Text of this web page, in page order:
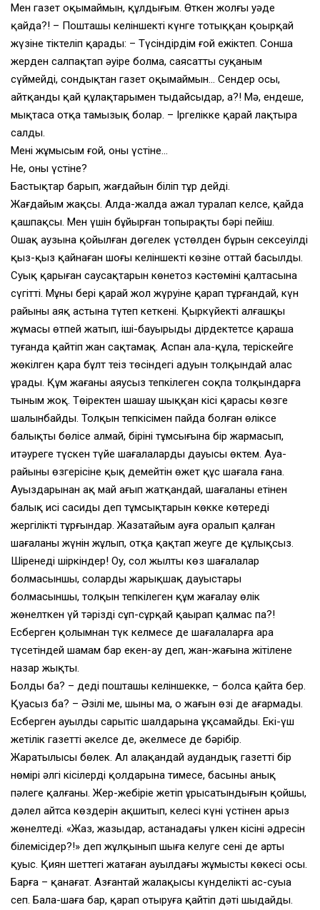
Мен газет оқымаймын, құлдығым. Өткен жолғы уәде
қайда?! – Пошташы келіншектің күнге тотыққан қоңырқай
жүзіне тіктеліп қарады: – Түсіндірдім ғой ежіктеп. Сонша
жерден салпақтап әуіре болма, саясатты суқаным
сүймейді, сондықтан газет оқымаймын… Сендер осы,
айтқанды қай құлақтарыңмен тыңдайсыңдар, а?! Мә, ендеше,
мықтаса отқа тамызық болар. – Іргелікке қарай лақтыра
салды.
Менің жұмысым ғой, оның үстіне…
Не, оның үстіне?
Бастықтар барып, жағдайын біліп тұр дейді.
Жағдайым жақсы. Алда-жалда ажал туралап келсе, қайда
қашпақсың. Мен үшін бұйырған топырақтың бәрі пейіш.
Ошақ аузына қойылған дөңгелек үстөлден бұрын сексеуілдің
қыз-қыз қайнаған шоғы келіншектің көзіне оттай басылды.
Суық қарыған саусақтарын көнетоз кәстөмінің қалтасына
сүңгітті. Мұның бері қарай жол жүруіне қарап тұрғандай, күн
райының аяқ астына түтеп кеткені. Қыркүйектің алғашқы
жұмасы өтпей жатып, іші-бауырыңды дірдектетсе қараша
туғанда қайтіп жан сақтамақ. Аспан ала-құла, теріскейге
жөңкілген қара бұлт теңіз төсіндегі адуын толқындай алас
ұрады. Құм жағаны аяусыз тепкілеген соқпа толқындарға
тыным жоқ. Төңіректен шашау шыққан кісі қарасы көзге
шалынбайды. Толқын тепкісімен пайда болған өліксе
балықты бөлісе алмай, бірінің тұмсығына бір жармасып,
итәуреге түскен түйе шағалалардың дауысы өктем. Ауа-
райының өзгерісіне қыңқ демейтін өжет құс шағала ғана.
Ауыздарынан ақ май ағып жатқандай, шағаланың етінен
балық исі сасиды деп тұмсықтарын көкке көтереді
жергілікті тұрғындар. Жазатайым ауға оралып қалған
шағаланың жүнін жұлып, отқа қақтап жеуге де құлықсыз.
Шіренеді шіркіндер! Оу, сол жылтың көз шағалалар
болмасыншы, солардың жарықшақ дауыстары
болмасыншы, толқын тепкілеген құм жағалау өлік
жөнелткен үй тәрізді сұп-сұрқай қаңырап қалмас па?!
Есберген қолымнан түк келмесе де шағалаларға ара
түсетіндей шамам бар екен-ау деп, жан-жағына жітілене
назар жықты.
Болдың ба? – деді пошташы келіншекке, – болсаң қайта бер.
Қуасыз ба? – Әзілі ме, шыны ма, о жағын өзі де аңғармады.
Есберген ауылдың сарытіс шалдарына ұқсамайды. Екі-үш
жетілік газетті әкелсең де, әкелмесең де бәрібір.
Жаратылысы бөлек. Ал алақандай аудандық газеттің бір
нөмірі әлгі кісілердің қолдарына тимесе, басыңның анық
пәлеге қалғаны. Жер-жебіріңе жетіп ұрысатындығын қойшы,
дәлел айтсаң көздерін ақшитып, келесі күні үстіңнен арыз
жөнелтеді. «Жаз, жазыңдар, астанадағы үлкен кісінің әдресін
білемісіңдер?!» деп жұлқынып шыға келуге сенің де артың
қуыс. Қиян шеттегі жатаған ауылдағы жұмыстың көкесі осы.
Барға – қанағат. Азғантай жалақысы күнделікті ас-суыңа
сеп. Бала-шағаң бар, қарап отыруға қайтіп дәтің шыдайды.